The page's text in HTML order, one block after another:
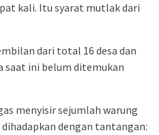
kali. Itu syarat mutlak dari
dari total 16 desa dan
saat ini belum ditemukan
menyisir sejumlah warung
dengan tantangan: